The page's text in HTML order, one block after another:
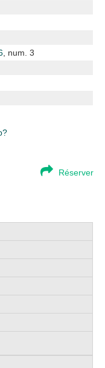
, num. 3
Réserver